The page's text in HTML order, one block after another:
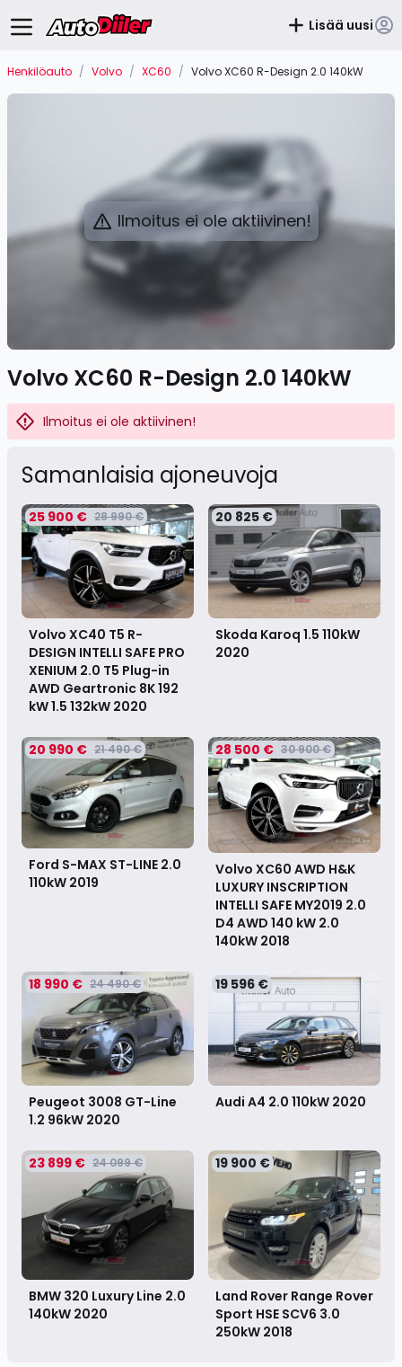
Lisää uusi
Henkilöauto / Volvo / XC60 / Volvo XC60 R-Design 2.0 140kW
Ilmoitus ei ole aktiivinen!
Volvo XC60 R-Design 2.0 140kW
Ilmoitus ei ole aktiivinen!
Samanlaisia ​​ajoneuvoja
25 900 € 28 990 €
Volvo XC40 T5 R-
DESIGN INTELLI SAFE PRO
XENIUM 2.0 T5 Plug-in
AWD Geartronic 8K 192
kW 1.5 132kW 2020
20 825 €
Skoda Karoq 1.5 110kW
2020
20 990 € 21 490 €
Ford S-MAX ST-LINE 2.0
110kW 2019
28 500 € 30 900 €
Volvo XC60 AWD H&K
LUXURY INSCRIPTION
INTELLI SAFE MY2019 2.0
D4 AWD 140 kW 2.0
140kW 2018
18 990 € 24 490 €
Peugeot 3008 GT-Line
1.2 96kW 2020
19 596 €
Audi A4 2.0 110kW 2020
23 899 € 24 099 €
BMW 320 Luxury Line 2.0
140kW 2020
19 900 €
Land Rover Range Rover
Sport HSE SCV6 3.0
250kW 2018